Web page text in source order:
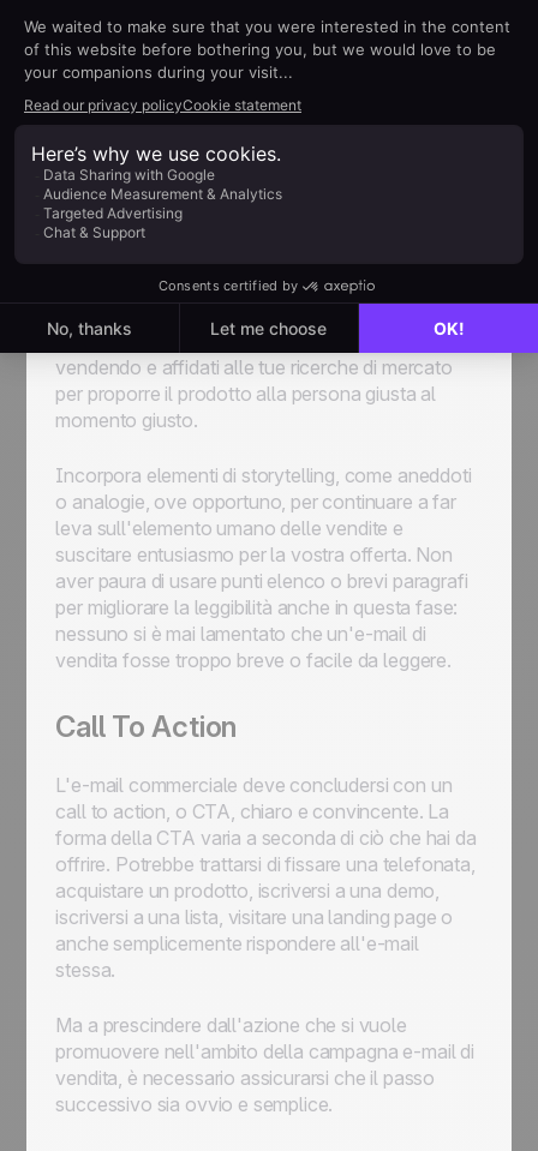
dell'email deve mantenere la promessa fatta
nell'oggetto, mantenendo lo stesso tono e lo
stesso stile generale utilizzato nella riga di
apertura. Il modo migliore per presentare i
vantaggi della tua offerta è un linguaggio chiaro,
conciso e attivo, evitando il più possibile il gergo o
le informazioni superflue.
A questo punto non cadere nella trappola di
cercare di vendere troppo: non c'è bisogno di
parlare di ogni singola caratteristica. Se sono
contatto con te. Sii sicuro di ciò che stai
vendendo e affidati alle tue ricerche di mercato
per proporre il prodotto alla persona giusta al
momento giusto.
Incorpora elementi di storytelling, come aneddoti
o analogie, ove opportuno, per continuare a far
leva sull'elemento umano delle vendite e
suscitare entusiasmo per la vostra offerta. Non
aver paura di usare punti elenco o brevi paragrafi
per migliorare la leggibilità anche in questa fase:
nessuno si è mai lamentato che un'e-mail di
vendita fosse troppo breve o facile da leggere.
Call To Action
L'e-mail commerciale deve concludersi con un
call to action, o CTA, chiaro e convincente. La
forma della CTA varia a seconda di ciò che hai da
offrire. Potrebbe trattarsi di fissare una telefonata,
acquistare un prodotto, iscriversi a una demo,
iscriversi a una lista, visitare una landing page o
anche semplicemente rispondere all'e-mail
stessa.
Ma a prescindere dall'azione che si vuole
promuovere nell'ambito della campagna e-mail di
vendita, è necessario assicurarsi che il passo
successivo sia ovvio e semplice.